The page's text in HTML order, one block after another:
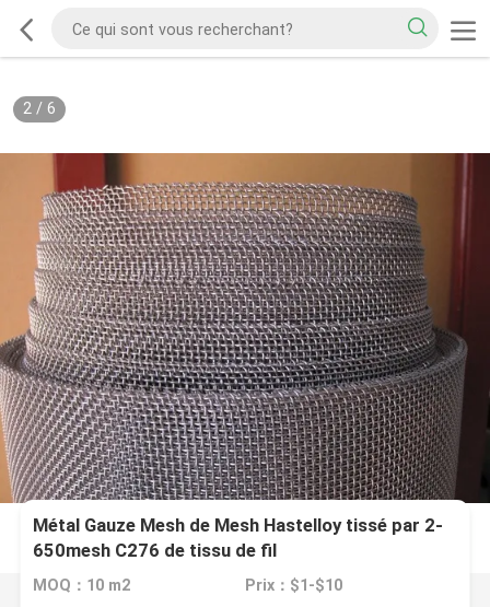
2/ 6
Métal Gauze Mesh de Mesh Hastelloy tissé par 2-
650mesh C276 de tissu de fil
MOQ：10 m2 Prix：$1-$10